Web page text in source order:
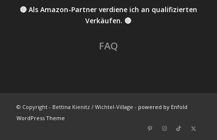
🔴 Als Amazon-Partner verdiene ich an qualifizierten
Verkäufen. 🔴
FAQ
© Copyright - Bettina Kienitz / Wichtel-Village - powered by Enfold
WordPress Theme